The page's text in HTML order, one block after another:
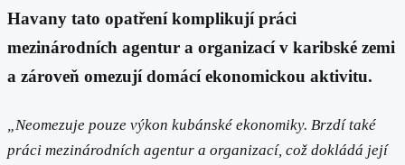
Havany tato opatření komplikují práci
mezinárodních agentur a organizací v karibské zemi
a zároveň omezují domácí ekonomickou aktivitu.
„Neomezuje pouze výkon kubánské ekonomiky. Brzdí také
práci mezinárodních agentur a organizací, což dokládá její